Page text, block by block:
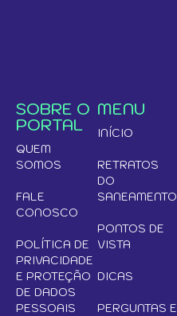
SOBRE O
PORTAL
QUEM
SOMOS
FALE
CONOSCO
POLÍTICA DE
PRIVACIDADE
E PROTEÇÃO
DE DADOS
PESSOAIS
MENU
INÍCIO
RETRATOS
DO
SANEAMENTO
PONTOS DE
VISTA
DICAS
PERGUNTAS E